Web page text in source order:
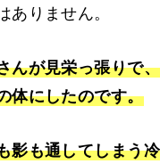
ありません。
んが見栄っ張りで
体にしたのです。
影も通してしまう